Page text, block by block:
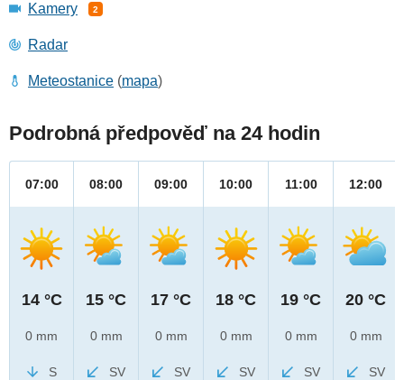
Kamery 2
Radar
Meteostanice (mapa)
Podrobná předpověď na 24 hodin
07:00
14 °C
0 mm
S
08:00
15 °C
0 mm
SV
09:00
17 °C
0 mm
SV
10:00
18 °C
0 mm
SV
11:00
19 °C
0 mm
SV
12:00
20 °C
0 mm
SV